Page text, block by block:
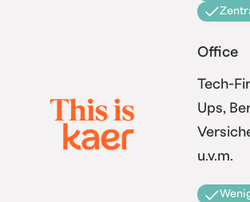
Office
Tech-
Ups,
u.v.m.